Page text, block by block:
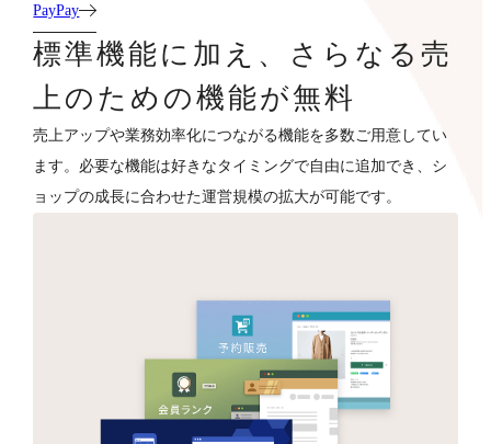
PayPay
標準機能に加え、さらなる売
上のための機能が無料
売上アップや業務効率化につながる機能を多数ご用意してい
ます。必要な機能は好きなタイミングで自由に追加でき、シ
ョップの成長に合わせた運営規模の拡大が可能です。